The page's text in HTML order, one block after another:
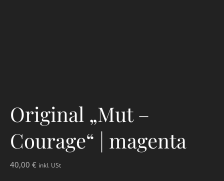
Original „Mut –
Courage“ | magenta
40,00 € inkl. USt